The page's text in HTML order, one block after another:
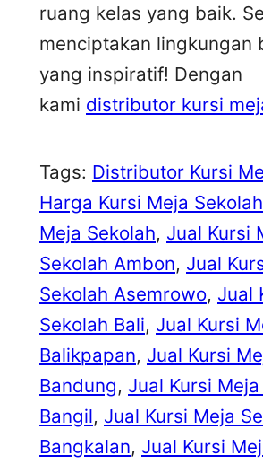
ruang kelas yang baik.
menciptakan lingkungan
yang inspiratif! Dengan
kami distributor kursi
Tags: Distributor Kursi
Harga Kursi Meja Sekolah
Meja Sekolah, Jual Kursi
Sekolah Ambon, Jual
Sekolah Asemrowo, Jual
Sekolah Bali, Jual Kursi
Balikpapan, Jual Kursi
Bandung, Jual Kursi
Bangil, Jual Kursi Meja
Bangkalan, Jual Kursi